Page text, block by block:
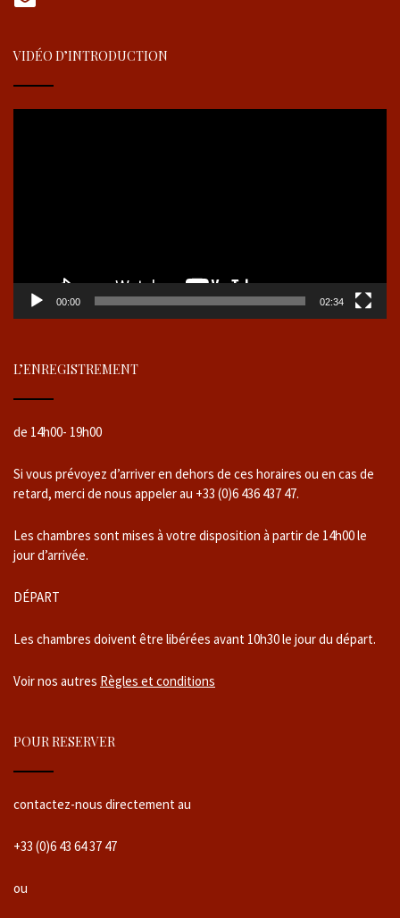
VIDÉO D’INTRODUCTION
00:00 02:34
L’ENREGISTREMENT
de 14h00- 19h00
Si vous prévoyez d’arriver en dehors de ces horaires ou en cas de
retard, merci de nous appeler au +33 (0)6 436 437 47.
Les chambres sont mises à votre disposition à partir de 14h00 le
jour d’arrivée.
DÉPART
Les chambres doivent être libérées avant 10h30 le jour du départ.
Voir nos autres Règles et conditions
POUR RESERVER
contactez-nous directement au
+33 (0)6 43 64 37 47
ou